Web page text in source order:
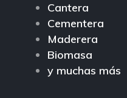
Cantera
Cementera
Maderera
Biomasa
y muchas más